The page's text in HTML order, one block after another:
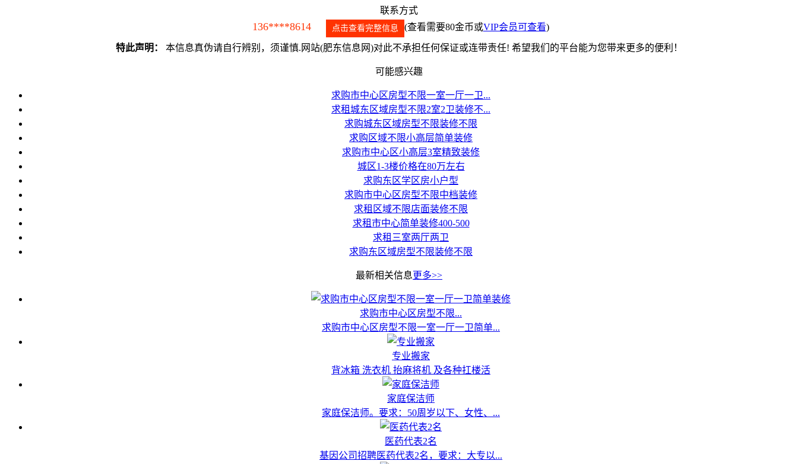
联系方式
136****8614 点击查看完整信息 (查看需要80金币或VIP会员可查看)
特此声明： 本信息真伪请自行辨别，须谨慎.网站(肥东信息网)对此不承担任何保证或连带责任! 希望我们的平台能为您带来更多的便利！
可能感兴趣
求购市中心区房型不限一室一厅一卫...
求租城东区域房型不限2室2卫装修不...
求购城东区域房型不限装修不限
求购区域不限小高层简单装修
求购市中心区小高层3室精致装修
城区1-3楼价格在80万左右
求购东区学区房小户型
求购市中心区房型不限中档装修
求租区域不限店面装修不限
求租市中心简单装修400-500
求租三室两厅两卫
求购东区域房型不限装修不限
最新相关信息更多>>
求购市中心区房型不限...
求购市中心区房型不限一室一厅一卫简单...
专业搬家
背冰箱 洗衣机 抬麻将机 及各种扛楼活
家庭保洁师
家庭保洁师。要求：50周岁以下、女性、...
医药代表2名
基因公司招聘医药代表2名，要求：大专以...